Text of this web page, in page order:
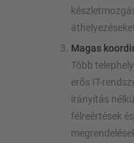
Magas
Több
erős IT-
irányítás
félreértések